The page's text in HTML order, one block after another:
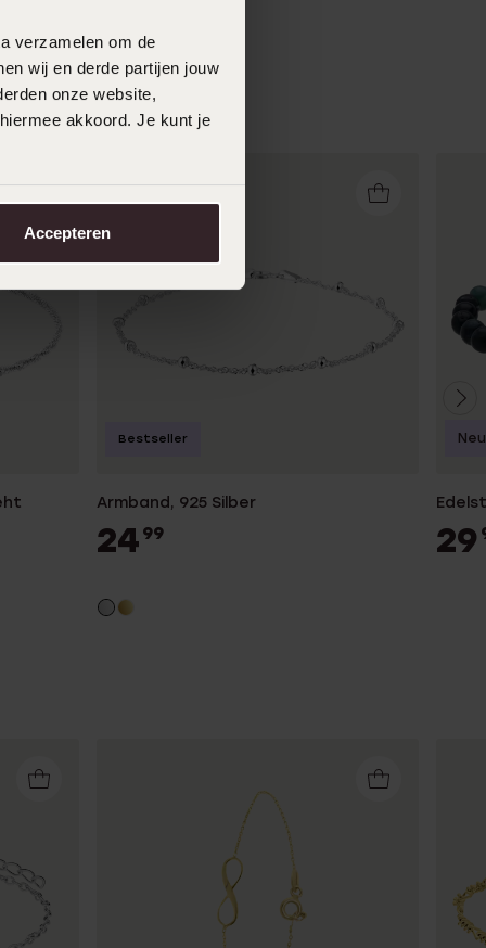
verzamelen om de
wij en derde partijen jouw
onze website,
akkoord. Je kunt je
Accepteren
Armband, 925 Silber
24 99
Bestseller
29
Neu